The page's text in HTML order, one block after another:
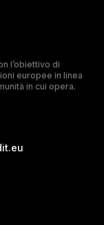
l’obiettivo di
europee in linea
in cui opera.